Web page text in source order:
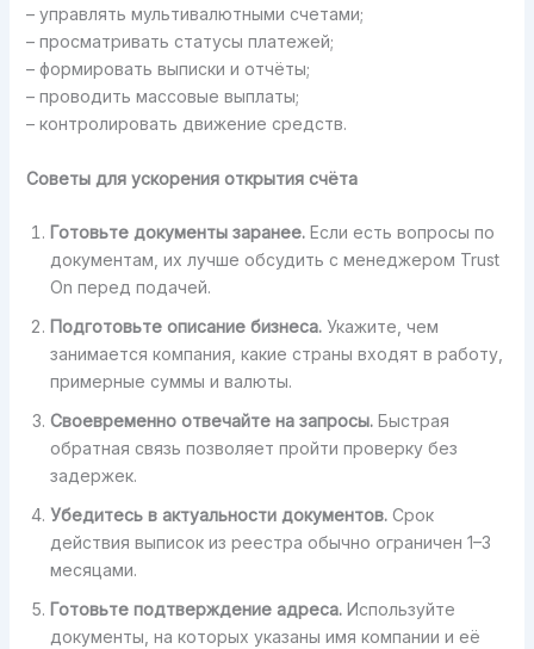
– управлять мультивалютными счетами;
– просматривать статусы платежей;
– формировать выписки и отчёты;
– проводить массовые выплаты;
– контролировать движение средств.
Советы для ускорения открытия счёта
Готовьте документы заранее. Если есть вопросы по
документам, их лучше обсудить с менеджером Trust
On перед подачей.
Подготовьте описание бизнеса. Укажите, чем
занимается компания, какие страны входят в работу,
примерные суммы и валюты.
Своевременно отвечайте на запросы. Быстрая
обратная связь позволяет пройти проверку без
задержек.
Убедитесь в актуальности документов. Срок
действия выписок из реестра обычно ограничен 1–3
месяцами.
Готовьте подтверждение адреса. Используйте
документы, на которых указаны имя компании и её